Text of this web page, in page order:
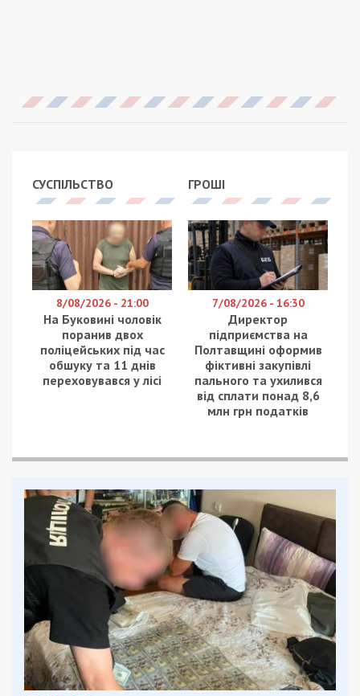
СУСПІЛЬСТВО
8/08/2026 - 21:00
На Буковині чоловік
поранив двох
поліцейських під час
обшуку та 11 днів
переховувався у лісі
ГРОШІ
7/08/2026 - 16:30
Директор
підприємства на
Полтавщині оформив
фіктивні закупівлі
пального та ухилився
від сплати понад 8,6
млн грн податків